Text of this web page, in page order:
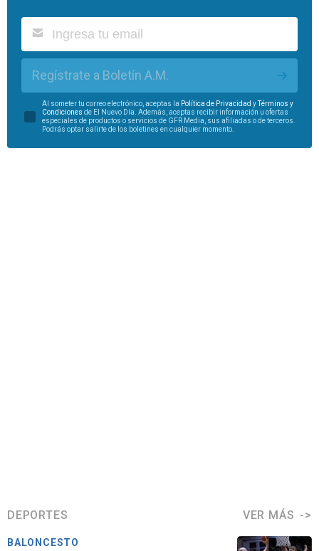
Regístrate a Boletín A.M.
Al someter tu correo electrónico, aceptas la Política de Privacidad yTérminos y
Condiciones de El Nuevo Día. Además, aceptas recibir información u ofertas
especiales de productos o servicios de GFR Media, sus afiliadas o de terceros.
Podrás optar salirte de los boletines en cualquier momento.
DEPORTES VER MÁS
BALONCESTO